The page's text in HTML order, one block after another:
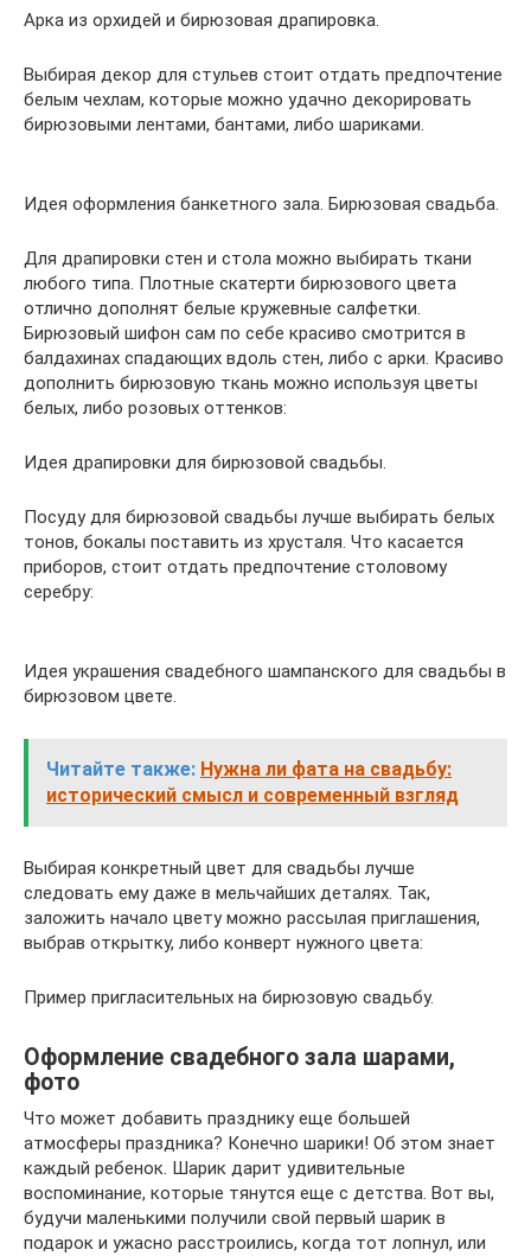
Арка из орхидей и бирюзовая драпировка.
Выбирая декор для стульев стоит отдать предпочтение
белым чехлам, которые можно удачно декорировать
бирюзовыми лентами, бантами, либо шариками.
Идея оформления банкетного зала. Бирюзовая свадьба.
Для драпировки стен и стола можно выбирать ткани
любого типа. Плотные скатерти бирюзового цвета
отлично дополнят белые кружевные салфетки.
Бирюзовый шифон сам по себе красиво смотрится в
балдахинах спадающих вдоль стен, либо с арки. Красиво
дополнить бирюзовую ткань можно используя цветы
белых, либо розовых оттенков:
Идея драпировки для бирюзовой свадьбы.
Посуду для бирюзовой свадьбы лучше выбирать белых
тонов, бокалы поставить из хрусталя. Что касается
приборов, стоит отдать предпочтение столовому
серебру:
Идея украшения свадебного шампанского для свадьбы в
бирюзовом цвете.
Читайте также: Нужна ли фата на свадьбу:
исторический смысл и современный взгляд
Выбирая конкретный цвет для свадьбы лучше
следовать ему даже в мельчайших деталях. Так,
заложить начало цвету можно рассылая приглашения,
выбрав открытку, либо конверт нужного цвета:
Пример пригласительных на бирюзовую свадьбу.
Оформление свадебного зала шарами,
фото
Что может добавить празднику еще большей
атмосферы праздника? Конечно шарики! Об этом знает
каждый ребенок. Шарик дарит удивительные
воспоминание, которые тянутся еще с детства. Вот вы,
будучи маленькими получили свой первый шарик в
подарок и ужасно расстроились, когда тот лопнул, или